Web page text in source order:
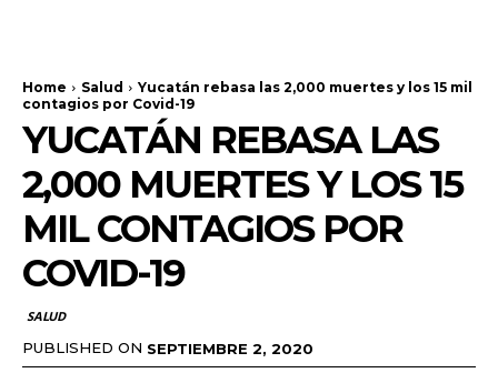
Home Salud
Yucatán rebasa las 2,000 muertes y los 15 mil
contagios por Covid-19
YUCATÁN REBASA LAS
2,000 MUERTES Y LOS 15
MIL CONTAGIOS POR
COVID-19
SALUD
PUBLISHED ON SEPTIEMBRE 2, 2020